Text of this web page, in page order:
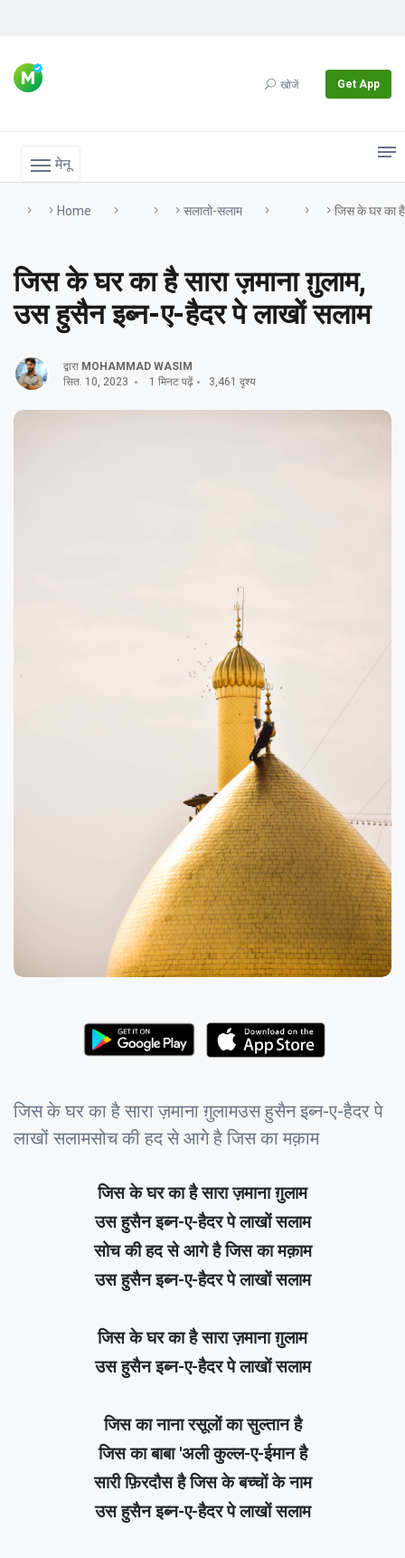
खोजें Get App
मेनू
Home सलातो-सलाम जिस के घर का है
जिस के घर का है सारा ज़माना ग़ुलाम,
उस हुसैन इब्न-ए-हैदर पे लाखों सलाम
द्वारा MOHAMMAD WASIM
सित. 10, 2023
1 मिनट पढ़ें 3,461 दृश्य
जिस के घर का है सारा ज़माना ग़ुलामउस हुसैन इब्न-ए-हैदर पे
लाखों सलामसोच की हद से आगे है जिस का मक़ाम
जिस के घर का है सारा ज़माना ग़ुलाम
उस हुसैन इब्न-ए-हैदर पे लाखों सलाम
सोच की हद से आगे है जिस का मक़ाम
उस हुसैन इब्न-ए-हैदर पे लाखों सलाम
जिस के घर का है सारा ज़माना ग़ुलाम
उस हुसैन इब्न-ए-हैदर पे लाखों सलाम
जिस का नाना रसूलों का सुल्तान है
जिस का बाबा 'अली कुल्ल-ए-ईमान है
सारी फ़िरदौस है जिस के बच्चों के नाम
उस हुसैन इब्न-ए-हैदर पे लाखों सलाम